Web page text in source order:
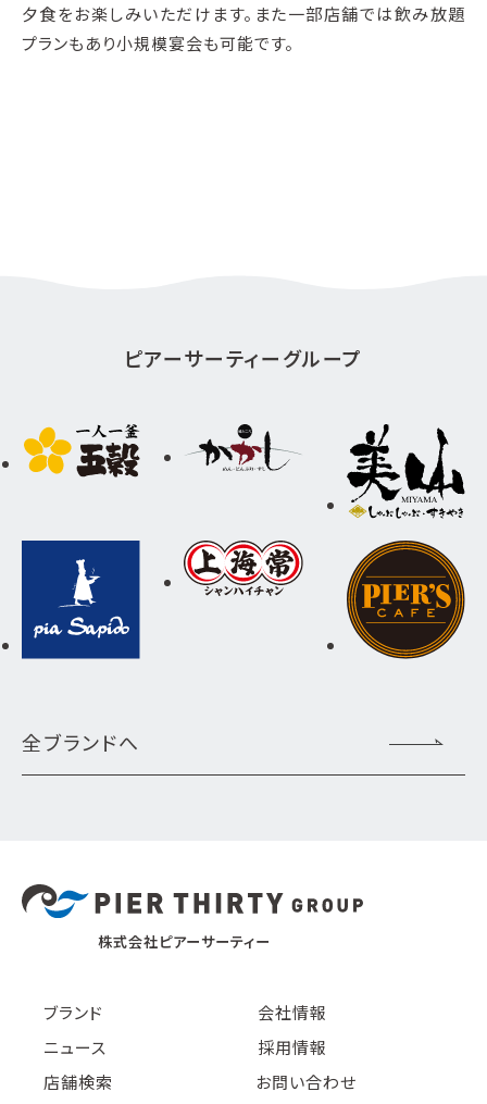
夕食をお楽しみいただけます。また一部店舗では飲み放題
プランもあり小規模宴会も可能です。
ピアーサーティーグループ
全ブランドへ
株式会社ピアーサーティー
ブランド
会社情報
ニュース
採用情報
店舗検索
お問い合わせ